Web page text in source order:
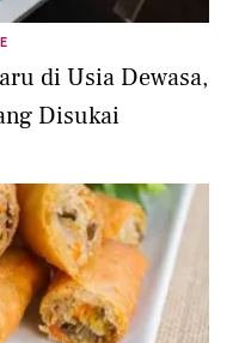
di Usia Dewasa,
Disukai